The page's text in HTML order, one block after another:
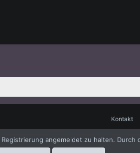
Kontakt
angemeldet zu halten.